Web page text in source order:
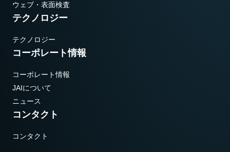
ウェブ・表面検査
テクノロジー
テクノロジー
コーポレート情報
コーポレート情報
JAIについて
ニュース
コンタクト
コンタクト